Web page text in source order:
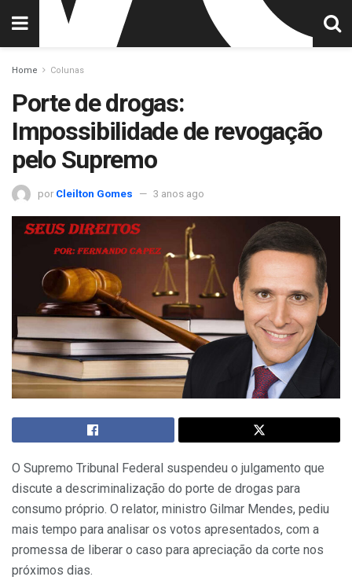
Home Colunas
Porte de drogas:
Impossibilidade de revogação
pelo Supremo
por Cleilton Gomes 3 anos ago
O Supremo Tribunal Federal suspendeu o julgamento que
discute a descriminalização do porte de drogas para
consumo próprio. O relator, ministro Gilmar Mendes, pediu
mais tempo para analisar os votos apresentados, com a
promessa de liberar o caso para apreciação da corte nos
próximos dias.